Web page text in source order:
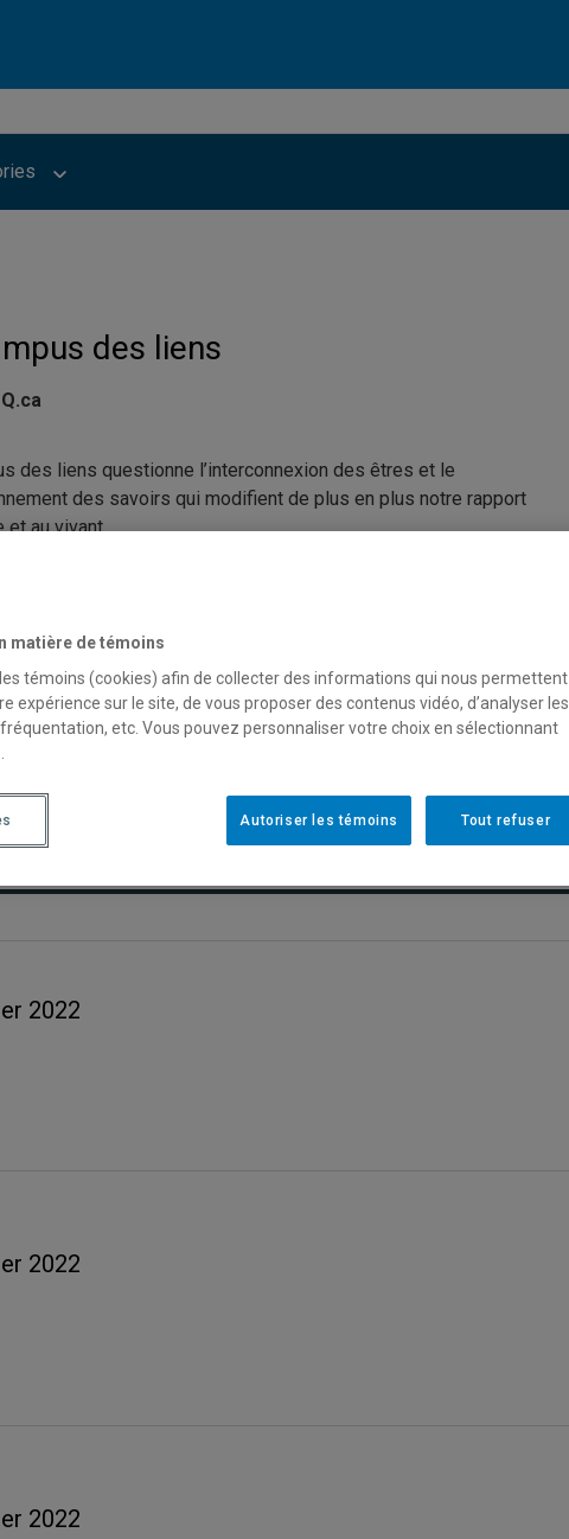
des liens
des liens questionne l’interconnexion des êtres et le
des savoirs qui modifient de plus en plus notre rapport
et au vivant.
2022
2022
2022
matière de témoins
témoins (cookies) afin de collecter des informations qui nous permettent
expérience sur le site, de vous proposer des contenus vidéo, d’analyser les
etc. Vous pouvez personnaliser votre choix en sélectionnant
Tout refuser
Autoriser les témoins